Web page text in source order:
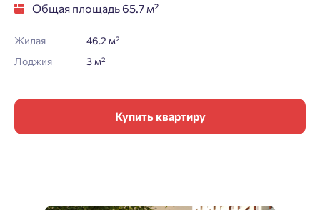
Общая площадь 65.7 м²
Жилая
46.2 м²
Лоджия
3 м²
Купить квартиру